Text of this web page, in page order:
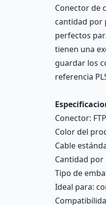
Conector de
cantidad por
perfectos
tienen una
guardar los
referencia
Conector:
Color del
Cable
Cantidad por
Tipo de
Ideal para: